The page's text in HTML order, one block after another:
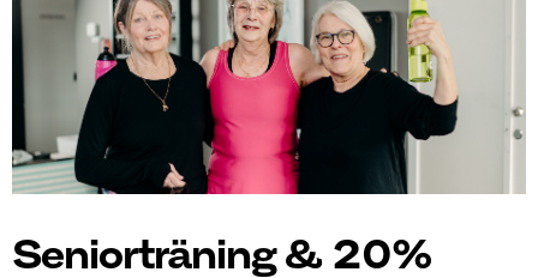
Seniorträning & 20%